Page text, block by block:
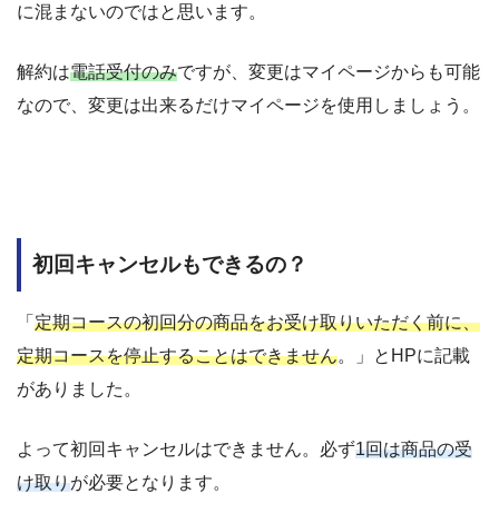
に混まないのではと思います。
解約は電話受付のみですが、変更はマイページからも可能
なので、変更は出来るだけマイページを使用しましょう。
初回キャンセルもできるの？
「 定期コースの初回分の商品をお受け取りいただく前に、
定期コースを停止することはできません。」とHPに記載
がありました。
よって初回キャンセルはできません。必ず1回は商品の受
け取りが必要となります。